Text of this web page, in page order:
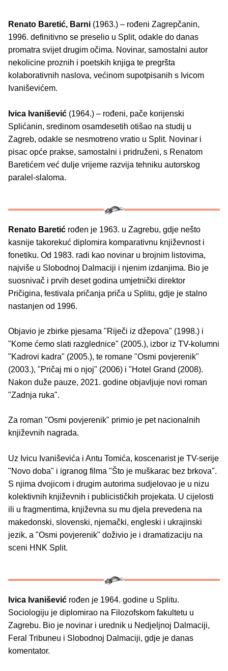
Renato Baretić, Barni (1963.) – rođeni Zagrepčanin,
1996. definitivno se preselio u Split, odakle do danas
promatra svijet drugim očima. Novinar, samostalni autor
nekolicine proznih i poetskih knjiga te pregršta
kolaborativnih naslova, većinom supotpisanih s Ivicom
Ivaniševićem.
Ivica Ivanišević (1964.) – rođeni, pače korijenski
Splićanin, sredinom osamdesetih otišao na studij u
Zagreb, odakle se nesmotreno vratio u Split. Novinar i
pisac opće prakse, samostalni i pridruženi, s Renatom
Baretićem već dulje vrijeme razvija tehniku autorskog
paralel-slaloma.
Renato Baretić rođen je 1963. u Zagrebu, gdje nešto
kasnije takorekuć diplomira komparativnu književnost i
fonetiku. Od 1983. radi kao novinar u brojnim listovima,
najviše u Slobodnoj Dalmaciji i njenim izdanjima. Bio je
suosnivač i prvih deset godina umjetnički direktor
Pričigina, festivala pričanja priča u Splitu, gdje je stalno
nastanjen od 1996.
Objavio je zbirke pjesama "Riječi iz džepova" (1998.) i
"Kome ćemo slati razglednice" (2005.), izbor iz TV-kolumni
"Kadrovi kadra" (2005.), te romane "Osmi povjerenik"
(2003.), "Pričaj mi o njoj" (2006) i "Hotel Grand (2008).
Nakon duže pauze, 2021. godine objavljuje novi roman
"Zadnja ruka".
Za roman "Osmi povjerenik" primio je pet nacionalnih
književnih nagrada.
Uz Ivicu Ivaniševića i Antu Tomića, koscenarist je TV-serije
"Novo doba" i igranog filma "Što je muškarac bez brkova".
S njima dvojicom i drugim autorima sudjelovao je u nizu
kolektivnih književnih i publicističkih projekata. U cijelosti
ili u fragmentima, književna su mu djela prevedena na
makedonski, slovenski, njemački, engleski i ukrajinski
jezik, a "Osmi povjerenik" doživio je i dramatizaciju na
sceni HNK Split.
Ivica Ivanišević rođen je 1964. godine u Splitu.
Sociologiju je diplomirao na Filozofskom fakultetu u
Zagrebu. Bio je novinar i urednik u Nedjeljnoj Dalmaciji,
Feral Tribuneu i Slobodnoj Dalmaciji, gdje je danas
komentator.